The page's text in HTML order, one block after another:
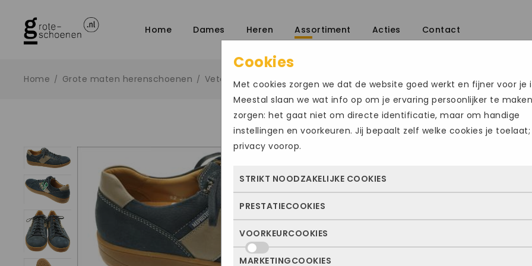
Home Dames Heren Assortiment Acties Contact
Home / Grote maten herenschoenen / Veter sportief /
€245.00
Maat
47
47.5
Cookies
Met cookies zorgen we dat de website goed werkt en fijner voor je
Meestal slaan we wat info op om je ervaring persoonlijker te
zorgen: het gaat niet om directe identificatie, maar om handige
instellingen en voorkeuren. Jij bepaalt zelf welke cookies je toelaat;
privacy voorop.
STRIKT NOODZAKELIJKE COOKIES
Deze cookies zorgen ervoor dat de website überhaupt werkt. Ze
dus altijd actief en kunnen niet worden uitgezet. Meestal worden
alleen geplaatst als jij iets doet, zoals inloggen, een formulier
of je privacyvoorkeuren opslaan. Je kunt je browser zo instellen
PRESTATIECOOKIES
Met deze cookies zien we hoe vaak onze site bezocht wordt, waar
bezoekers vandaan komen en welke pagina’s populair zijn. Zo
VOORKEURCOOKIES
MARKETINGCOOKIES